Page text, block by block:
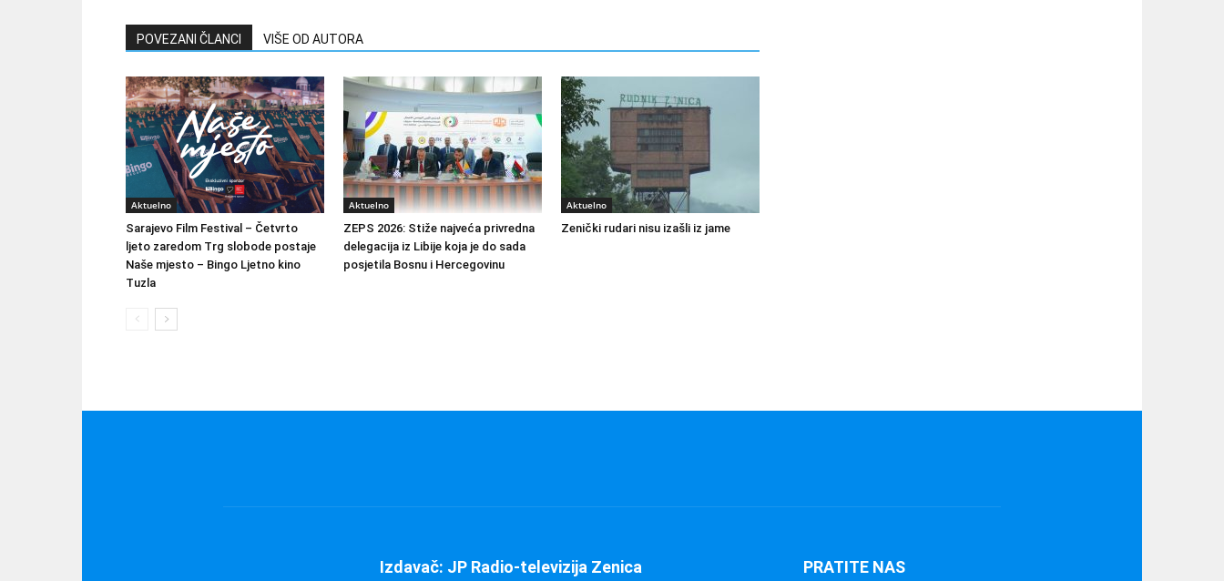
POVEZANI ČLANCI VIŠE OD AUTORA
Aktuelno
Sarajevo Film Festival – Četvrto
ljeto zaredom Trg slobode postaje
Naše mjesto – Bingo Ljetno kino
Tuzla
Aktuelno
ZEPS 2026: Stiže najveća privredna
delegacija iz Libije koja je do sada
posjetila Bosnu i Hercegovinu
Aktuelno
Zenički rudari nisu izašli iz jame
Izdavač: JP Radio-televizija Zenica PRATITE NAS